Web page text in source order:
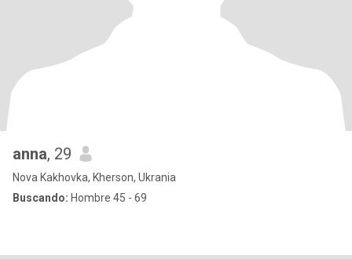
anna, 29
Nova Kakhovka, Kherson, Ukrania
Buscando: Hombre 45 - 69